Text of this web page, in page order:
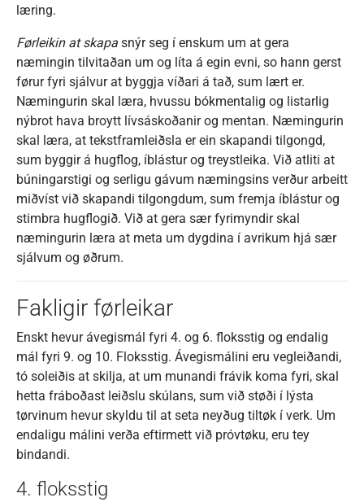
læring.
Førleikin at skapa snýr seg í enskum um at gera
næmingin tilvitaðan um og líta á egin evni, so hann gerst
førur fyri sjálvur at byggja víðari á tað, sum lært er.
Næmingurin skal læra, hvussu bókmentalig og listarlig
nýbrot hava broytt lívsáskoðanir og mentan. Næmingurin
skal læra, at tekstframleiðsla er ein skapandi tilgongd,
sum byggir á hugflog, íblástur og treystleika. Við atliti at
búningarstigi og serligu gávum næmingsins verður arbeitt
miðvíst við skapandi tilgongdum, sum fremja íblástur og
stimbra hugflogið. Við at gera sær fyrimyndir skal
næmingurin læra at meta um dygdina í avrikum hjá sær
sjálvum og øðrum.
Fakligir førleikar
Enskt hevur ávegismál fyri 4. og 6. floksstig og endalig
mál fyri 9. og 10. Floksstig. Ávegismálini eru vegleiðandi,
tó soleiðis at skilja, at um munandi frávik koma fyri, skal
hetta fráboðast leiðslu skúlans, sum við støði í lýsta
tørvinum hevur skyldu til at seta neyðug tiltøk í verk. Um
endaligu málini verða eftirmett við próvtøku, eru tey
bindandi.
4. floksstig